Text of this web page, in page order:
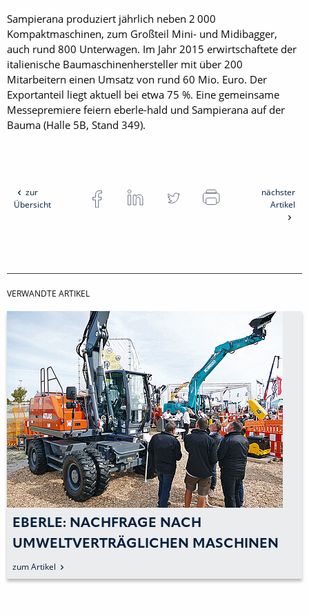
Sampierana produziert jährlich ­neben 2 000
Kompaktmaschinen, zum Großteil Mini- und Midibagger,
auch rund 800 Unterwagen. Im Jahr 2015 erwirtschaftete der
italienische Baumaschinenhersteller mit über 200
Mitarbeitern einen Umsatz von rund 60 Mio. Euro. Der
Exportanteil liegt aktuell bei etwa 75 %. Eine ­gemeinsame
Messepremiere feiern eberle-hald und Sampierana auf der
Bauma (Halle 5B, Stand 349).
zur
Übersicht
nächster
Artikel
VERWANDTE ARTIKEL
EBERLE: NACHFRAGE NACH
UMWELTVERTRÄGLICHEN MASCHINEN
STEIGT BEI EBERLE-HALD
zum Artikel